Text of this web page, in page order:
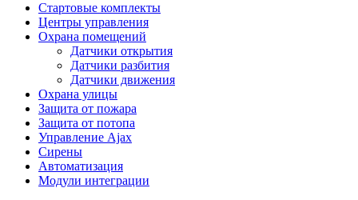
Стартовые комплекты
Центры управления
Охрана помещений
Датчики открытия
Датчики разбития
Датчики движения
Охрана улицы
Защита от пожара
Защита от потопа
Управление Ajax
Сирены
Автоматизация
Модули интеграции